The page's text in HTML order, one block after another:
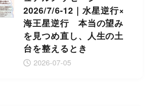
2026/7/6-12｜水星逆行×
海王星逆行 本当の望み
を見つめ直し、人生の土
台を整えるとき
2026-07-05